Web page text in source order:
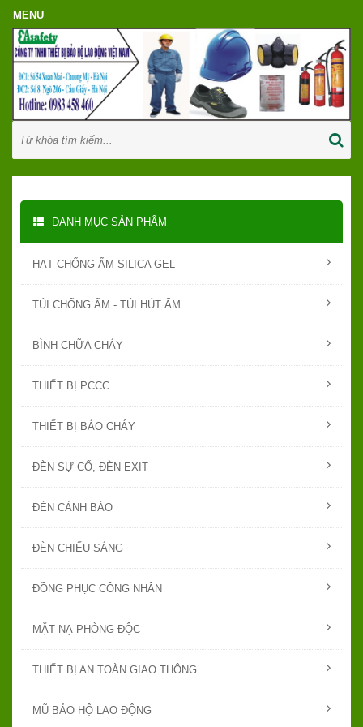
DANH MỤC SẢN PHẨM
HẠT CHỐNG ẨM SILICA GEL
TÚI CHỐNG ẨM - TÚI HÚT ẨM
BÌNH CHỮA CHÁY
THIẾT BỊ PCCC
THIẾT BỊ BÁO CHÁY
ĐÈN SỰ CỐ, ĐÈN EXIT
ĐÈN CẢNH BÁO
ĐÈN CHIẾU SÁNG
ĐỒNG PHỤC CÔNG NHÂN
MẶT NẠ PHÒNG ĐỘC
THIẾT BỊ AN TOÀN GIAO THÔNG
MŨ BẢO HỘ LAO ĐỘNG